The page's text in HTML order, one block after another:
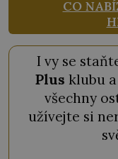
CO
I vy se
Plus klubu a
všechny
užívejte si